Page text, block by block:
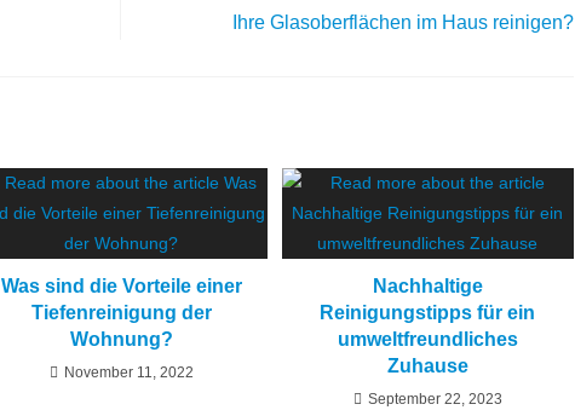
Ihre Glasoberflächen im Haus reinigen?
Was sind die Vorteile einer
Tiefenreinigung der
Wohnung?
November 11, 2022
Nachhaltige
Reinigungstipps für ein
umweltfreundliches
Zuhause
September 22, 2023